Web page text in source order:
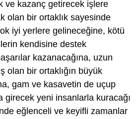
ve kazanç getirecek işlere
olan bir ortaklık sayesinde
iyi yerlere gelineceğine, kötü
kendisine destek
kazanacağına, uzun
olan bir ortaklığın büyük
gam ve kasavetin de uçup
girecek yeni insanlarla kuracağı
eğlenceli ve keyifli zamanlar